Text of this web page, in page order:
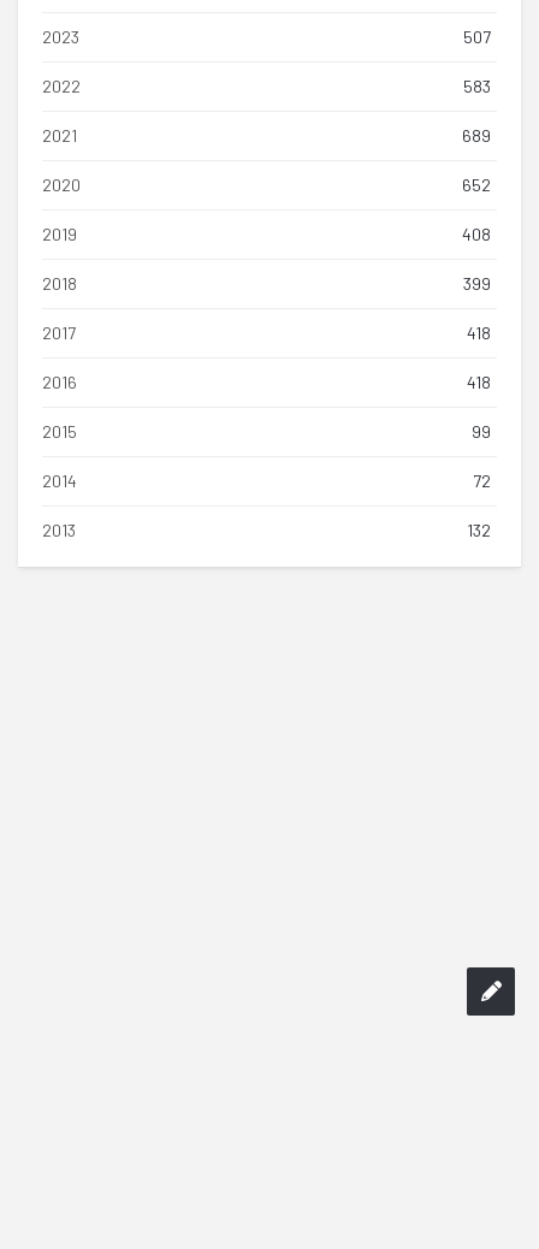
2023 507
2022 583
2021 689
2020 652
2019 408
2018 399
2017 418
2016 418
2015 99
2014 72
2013 132